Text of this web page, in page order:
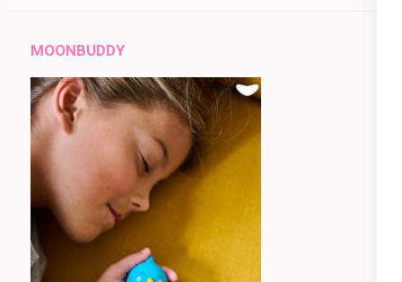
MOONBUDDY